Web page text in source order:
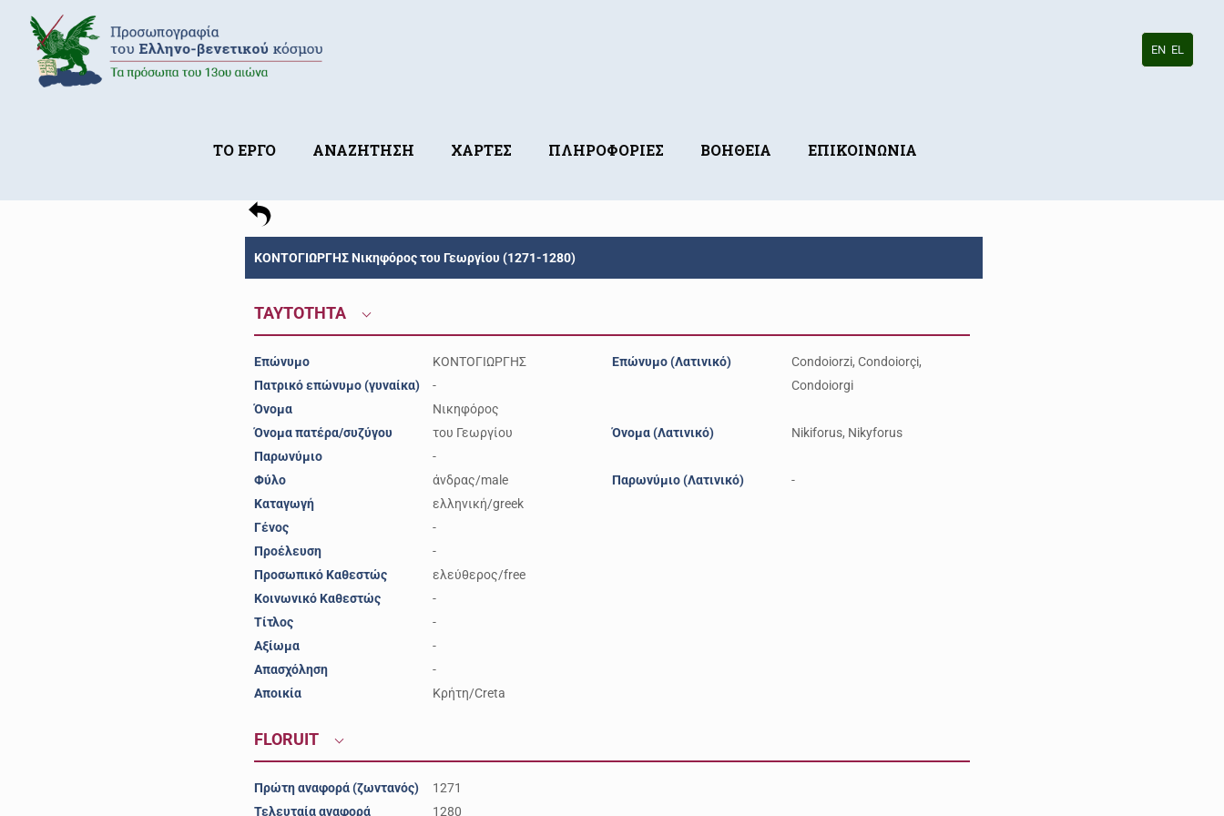
ΤΟ ΕΡΓΟ ΑΝΑΖΗΤΗΣΗ ΧΑΡΤΕΣ ΠΛΗΡΟΦΟΡΙΕΣ ΒΟΗΘΕΙΑ ΕΠΙΚΟΙΝΩΝΙΑ
EN EL
ΚΟΝΤΟΓΙΩΡΓΗΣ Νικηφόρος του Γεωργίου (1271-1280)
ΤΑΥΤΟΤΗΤΑ
Επώνυμο
ΚΟΝΤΟΓΙΩΡΓΗΣ
Πατρικό επώνυμο (γυναίκα)
-
Όνομα
Νικηφόρος
Όνομα πατέρα/συζύγου
του Γεωργίου
Παρωνύμιο
-
Φύλο
άνδρας/male
Καταγωγή
ελληνική/greek
Γένος
-
Προέλευση
-
Προσωπικό Καθεστώς
ελεύθερος/free
Κοινωνικό Καθεστώς
-
Τίτλος
-
Αξίωμα
-
Απασχόληση
-
Αποικία
Κρήτη/Creta
Επώνυμο (Λατινικό)
Condoiorzi, Condoiorçi,
Condoiorgi
Όνομα (Λατινικό) Nikiforus, Nikyforus
Παρωνύμιο (Λατινικό) -
FLORUIT
Πρώτη αναφορά (ζωντανός)
1271
Τελευταία αναφορά
1280